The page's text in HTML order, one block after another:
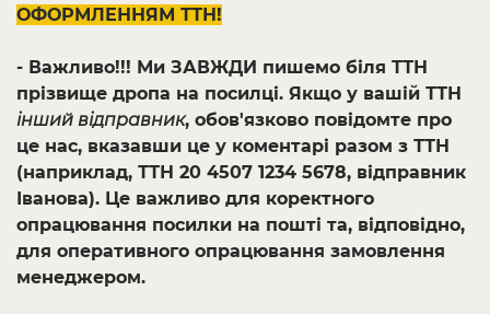
ОФОРМЛЕННЯМ ТТН!
- Важливо!!! Ми ЗАВЖДИ пишемо біля ТТН
прізвище дропа на посилці. Якщо у вашій ТТН
інший відправник, обов'язково повідомте про
це нас, вказавши це у коментарі разом з ТТН
(наприклад, ТТН 20 4507 1234 5678, відправник
Іванова). Це важливо для коректного
опрацювання посилки на пошті та, відповідно,
для оперативного опрацювання замовлення
менеджером.